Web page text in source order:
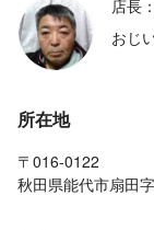
店長
おじ
所在地
〒016-0122
秋田県能代市扇田